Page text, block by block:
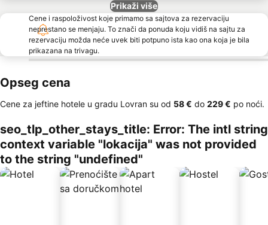
Prikaži više
Cene i raspoloživost koje primamo sa sajtova za rezervaciju
neprestano se menjaju. To znači da ponuda koju vidiš na sajtu za
rezervaciju možda neće uvek biti potpuno ista kao ona koja je bila
prikazana na trivagu.
Opseg cena
Cene za jeftine hotele u gradu Lovran su od ‎58 € do ‎229 € po noći.
seo_tlp_other_stays_title: Error: The intl string
context variable "lokacija" was not provided
to the string "undefined"